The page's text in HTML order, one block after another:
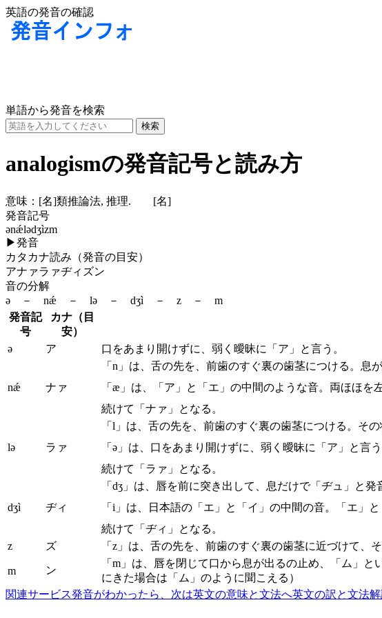
英語の発音の確認
単語から発音を検索
analogismの発音記号と読み方
意味： [名]類推論法, 推理. [名]
発音記号
ənǽlədʒìzm
▶発音
カタカナ読み（発音の目安）
アナァラァヂィズン
音の分解
ə － nǽ － lə － dʒì － z － m
発音記
号
カナ（目
安）
ə ア 口をあまり開けずに、弱く曖昧に「ア」と言う。
nǽ ナァ
「n」は、舌の先を、前歯のすぐ裏の歯茎につける。息
「æ」は、「ア」と「エ」の中間のような音。両ほほを
続けて「ナァ」となる。
lə ラァ
「l」は、舌の先を、前歯のすぐ裏の歯茎につける。そ
「ə」は、口をあまり開けずに、弱く曖昧に「ア」と言う
続けて「ラァ」となる。
dʒì ヂィ
「dʒ」は、唇を前に突き出して、息だけで「ヂュ」と
「i」は、日本語の「エ」と「イ」の中間の音。「エ」
続けて「ヂィ」となる。
z
ズ 「z」は、舌の先を、前歯のすぐ裏の歯茎に近づけて、
m ン
「m」は、唇を閉じて口から息が出るの止め、「ム」
にきた場合は「ム」のように聞こえる）
関連サービス発音がわかったら、次は英文の意味と文法へ英文の訳と文法